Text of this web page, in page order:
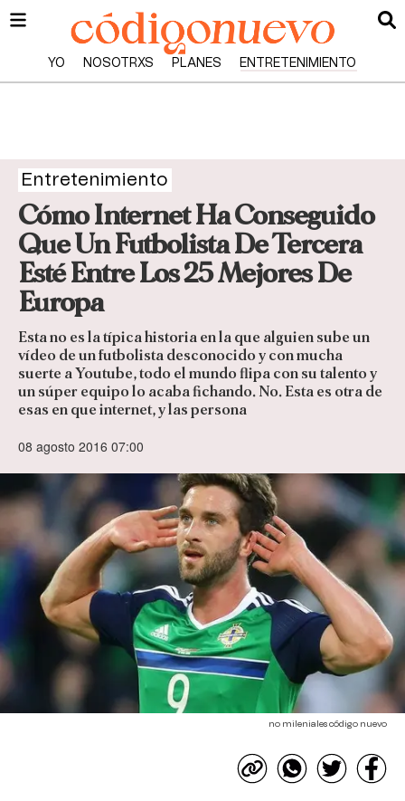
YO NOSOTRXS PLANES ENTRETENIMIENTO
Entretenimiento
Cómo Internet Ha Conseguido
Que Un Futbolista De Tercera
Esté Entre Los 25 Mejores De
Europa
Esta no es la típica historia en la que alguien sube un
vídeo de un futbolista desconocido y con mucha
suerte a Youtube, todo el mundo flipa con su talento y
un súper equipo lo acaba fichando. No. Esta es otra de
esas en que internet, y las persona
08 agosto 2016 07:00
no mileniales código nuevo